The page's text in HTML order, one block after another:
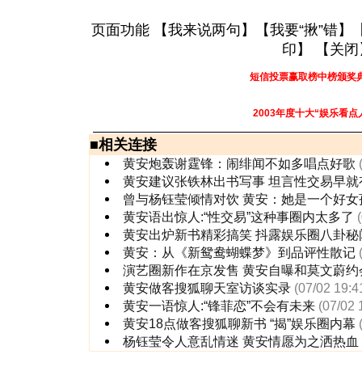
页面功能 【我来说两句 】【我要“揪”错】
印 】 【 关闭
短信投票赢取榜中榜颁奖
2003年度十大“娱乐看点
■相关连接
黄安炮轰谢霆锋：闹绯闻不如多唱点好歌
黄安建议张铁林出书写事 坦言性交易早就
曾与杨钰莹倾情对饮 黄安：她是一个好女
黄安语出惊人:“性交易”这种事圈内太多了
黄安出炉新书精彩搞笑 抖露娱乐圈八卦秘
黄安：从《新鸳鸯蝴蝶梦》到品评性散记
演艺圈新作在京发售 黄安自曝和莫文蔚约
黄安做客搜狐聊天室访谈实录 (07/02
黄安一语惊人:“锋菲恋”不会有未来 (07/02
黄安18点做客搜狐聊新书 “揭”娱乐圈内幕
杨钰莹令人意乱情迷 黄安情愿为之洒热血